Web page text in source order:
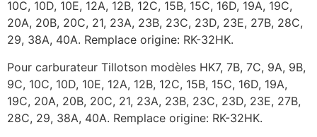
10C, 10D, 10E, 12A, 12B, 12C, 15B, 15C, 16D, 19A, 19C,
20A, 20B, 20C, 21, 23A, 23B, 23C, 23D, 23E, 27B, 28C,
29, 38A, 40A. Remplace origine: RK-32HK.
Pour carburateur Tillotson modèles HK7, 7B, 7C, 9A, 9B,
9C, 10C, 10D, 10E, 12A, 12B, 12C, 15B, 15C, 16D, 19A,
19C, 20A, 20B, 20C, 21, 23A, 23B, 23C, 23D, 23E, 27B,
28C, 29, 38A, 40A. Remplace origine: RK-32HK.